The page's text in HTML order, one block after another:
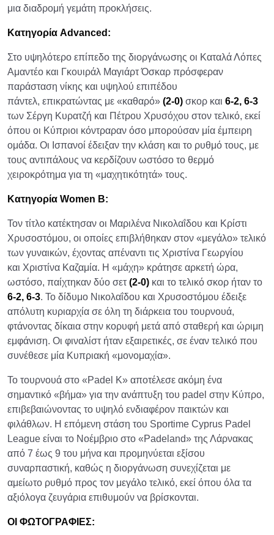
μια διαδρομή γεμάτη προκλήσεις.
Κατηγορία Advanced:
Στο υψηλότερο επίπεδο της διοργάνωσης οι Καταλά Λόπες
Αμαντέο και Γκουιράλ Μαγιάρτ Όσκαρ πρόσφεραν
παράσταση νίκης και υψηλού επιπέδου
πάντελ, επικρατώντας με «καθαρό» (2-0) σκορ και 6-2, 6-3
των Σέργη Κυρατζή και Πέτρου Χρυσόχου στον τελικό, εκεί
όπου οι Κύπριοι κόντραραν όσο μπορούσαν μία έμπειρη
ομάδα. Οι Ισπανοί έδειξαν την κλάση και το ρυθμό τους, με
τους αντιπάλους να κερδίζουν ωστόσο το θερμό
χειροκρότημα για τη «μαχητικότητά» τους.
Κατηγορία Women B:
Τον τίτλο κατέκτησαν οι Μαριλένα Νικολαΐδου και Κρίστι
Χρυσοστόμου, οι οποίες επιβλήθηκαν στον «μεγάλο» τελικό
των γυναικών, έχοντας απέναντι τις Χριστίνα Γεωργίου
και Χριστίνα Καζαμία. Η «μάχη» κράτησε αρκετή ώρα,
ωστόσο, παίχτηκαν δύο σετ(2-0) και το τελικό σκορ ήταν το
6-2, 6-3. Το δίδυμο Νικολαΐδου και Χρυσοστόμου έδειξε
απόλυτη κυριαρχία σε όλη τη διάρκεια του τουρνουά,
φτάνοντας δίκαια στην κορυφή μετά από σταθερή και ώριμη
εμφάνιση. Οι φιναλίστ ήταν εξαιρετικές, σε έναν τελικό που
συνέθεσε μία Κυπριακή «μονομαχία».
Το τουρνουά στο «Padel K» αποτέλεσε ακόμη ένα
σημαντικό «βήμα» για την ανάπτυξη του padel στην Κύπρο,
επιβεβαιώνοντας το υψηλό ενδιαφέρον παικτών και
φιλάθλων. Η επόμενη στάση του Sportime Cyprus Padel
League είναι το Νοέμβριο στο «Padeland» της Λάρνακας
από 7 έως 9 του μήνα και προμηνύεται εξίσου
συναρπαστική, καθώς η διοργάνωση συνεχίζεται με
αμείωτο ρυθμό προς τον μεγάλο τελικό, εκεί όπου όλα τα
αξιόλογα ζευγάρια επιθυμούν να βρίσκονται.
ΟΙ ΦΩΤΟΓΡΑΦΙΕΣ: